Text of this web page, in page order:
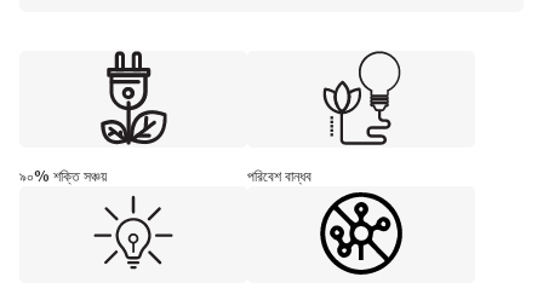
৯০% শক্তি সঞ্চয় পরিবেশ বান্ধব